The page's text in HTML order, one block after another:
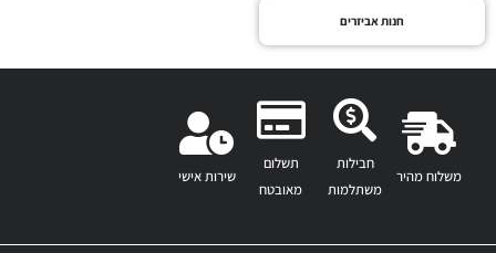
חנות אביזרים
משלוח מהיר
חבילות
משתלמות
תשלום
מאובטח
שירות אישי